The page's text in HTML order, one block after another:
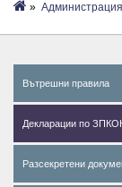
» Администрация
Вътрешни правила
Декларации по
Разсекретени